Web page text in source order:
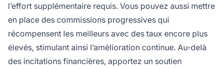
l’effort supplémentaire requis. Vous pouvez aussi mettre
en place des commissions progressives qui
récompensent les meilleurs avec des taux encore plus
élevés, stimulant ainsi l’amélioration continue. Au-delà
des incitations financières, apportez un soutien